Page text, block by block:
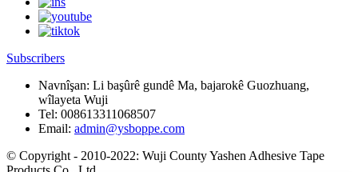
Subscribers
Navnîşan: Li başûrê gundê Ma, bajarokê Guozhuang,
wîlayeta Wuji
Tel: 008613311068507
Email: admin@ysboppe.com
© Copyright - 2010-2022: Wuji County Yashen Adhesive Tape